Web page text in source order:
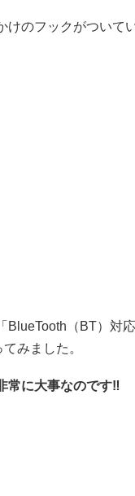
けのフックがついて
BlueTooth（BT）対
みました。
常に大事なのです‼︎